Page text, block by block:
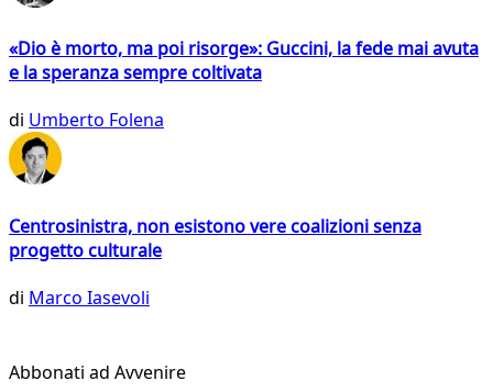
«Dio è morto, ma poi risorge»: Guccini, la fede mai avuta
e la speranza sempre coltivata
di Umberto Folena
Centrosinistra, non esistono vere coalizioni senza
progetto culturale
di Marco Iasevoli
Abbonati ad Avvenire